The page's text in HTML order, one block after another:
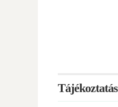
Tájékoztatás